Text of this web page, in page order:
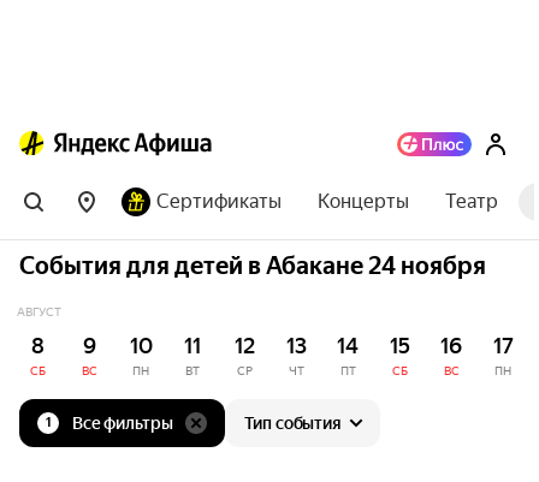
Сертификаты Концерты Театр
События для детей в Абакане 24 ноября
АВГУСТ
8
СБ
9
ВС
10
ПН
11
ВТ
12
СР
13
ЧТ
14
ПТ
15
СБ
16
ВС
17
ПН
1 Все фильтры Тип события